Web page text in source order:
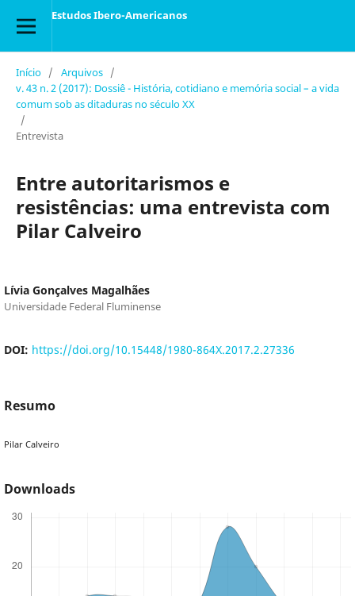
Estudos Ibero-Americanos
Início / Arquivos /
v. 43 n. 2 (2017): Dossiê - História, cotidiano e memória social – a vida
comum sob as ditaduras no século XX
/
Entrevista
Entre autoritarismos e
resistências: uma entrevista com
Pilar Calveiro
Lívia Gonçalves Magalhães
Universidade Federal Fluminense
DOI: https://doi.org/10.15448/1980-864X.2017.2.27336
Resumo
Pilar Calveiro
Downloads